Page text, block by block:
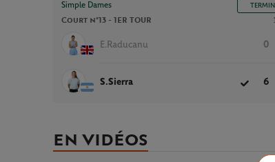
Simple Dames
Court n°13 - 1ER TOUR
E.Raducanu 0
S.Sierra 6
EN VIDÉOS